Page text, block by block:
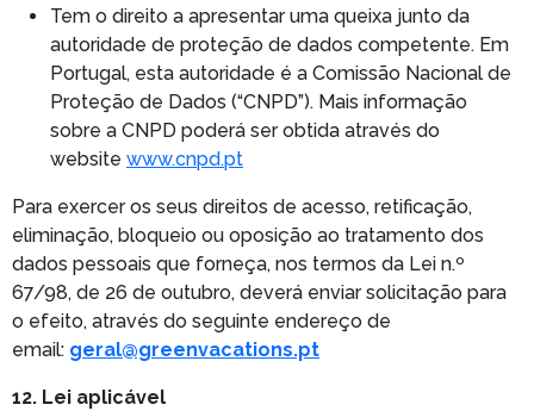
Tem o direito a apresentar uma queixa junto da
autoridade de proteção de dados competente. Em
Portugal, esta autoridade é a Comissão Nacional de
Proteção de Dados (“CNPD”). Mais informação
sobre a CNPD poderá ser obtida através do
website www.cnpd.pt
Para exercer os seus direitos de acesso, retificação,
eliminação, bloqueio ou oposição ao tratamento dos
dados pessoais que forneça, nos termos da Lei n.º
67/98, de 26 de outubro, deverá enviar solicitação para
o efeito, através do seguinte endereço de
email: geral@greenvacations.pt
12. Lei aplicável